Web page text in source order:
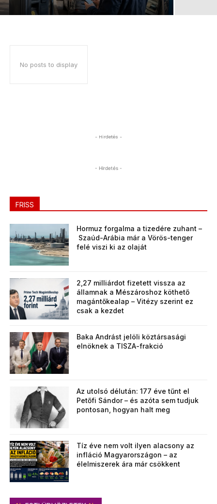
No posts to display
- Hirdetés -
- Hirdetés -
FRISS
Hormuz forgalma a tizedére zuhant –
Szaúd-Arábia már a Vörös-tenger
felé viszi ki az olaját
2,27 milliárdot fizetett vissza az
államnak a Mészároshoz köthető
magántőkealap – Vitézy szerint ez
csak a kezdet
Baka Andrást jelöli köztársasági
elnöknek a TISZA-frakció
Az utolsó délután: 177 éve tűnt el
Petőfi Sándor – és azóta sem tudjuk
pontosan, hogyan halt meg
Tíz éve nem volt ilyen alacsony az
infláció Magyarországon – az
élelmiszerek ára már csökkent